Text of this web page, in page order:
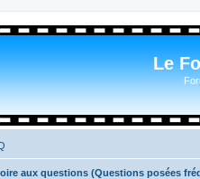
Le
aux questions (Questions posées